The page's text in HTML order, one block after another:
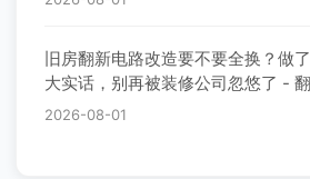
旧房翻新电路改造要不要全换？做
大实话，别再被装修公司忽悠了 -
2026-08-01